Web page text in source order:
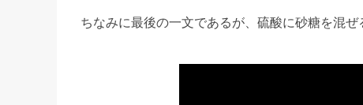
ちなみに最後の一文であるが、硫酸に砂糖を混ぜ